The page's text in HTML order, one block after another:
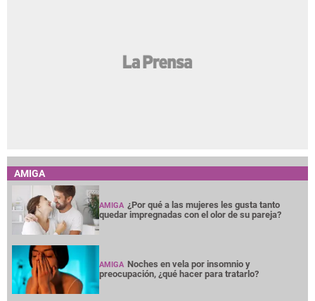
AMIGA
AMIGA ¿Por qué a las mujeres les gusta tanto
quedar impregnadas con el olor de su pareja?
AMIGA Noches en vela por insomnio y
preocupación, ¿qué hacer para tratarlo?